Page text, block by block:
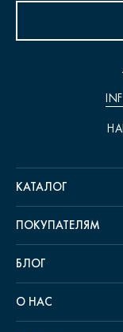
КАТАЛОГ
ПОКУПАТЕЛЯМ
БЛОГ
О НАС